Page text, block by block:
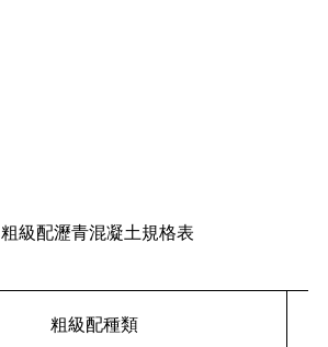
粗級配瀝青混凝土規格表
粗級配種類